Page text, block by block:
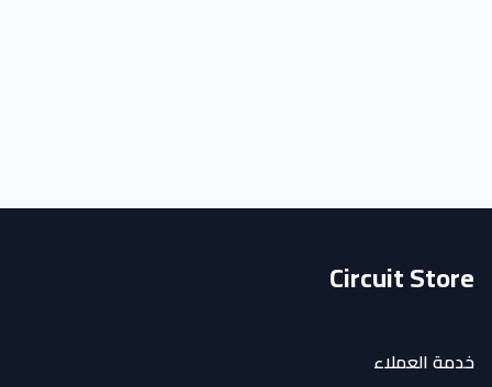
Circuit Store
خدمة العملاء